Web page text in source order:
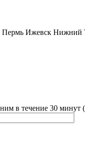
Пермь Ижевск Нижний
в течение 30 минут